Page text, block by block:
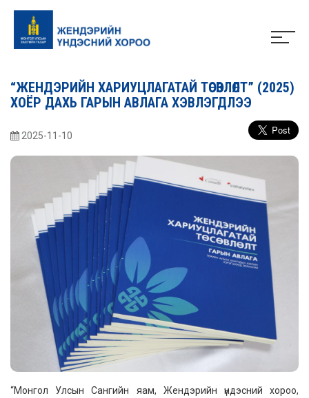
“ЖЕНДЭРИЙН ХАРИУЦЛАГАТАЙ ТӨСӨВЛӨЛТ” (2025)
ХОЁР ДАХЬ ГАРЫН АВЛАГА ХЭВЛЭГДЛЭЭ
2025-11-10
“Монгол Улсын Сангийн яам, Жендэрийн үндэсний хороо,